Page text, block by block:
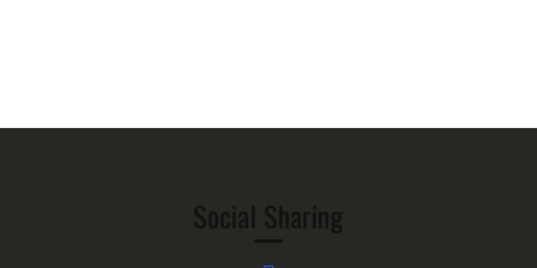
Social Sharing